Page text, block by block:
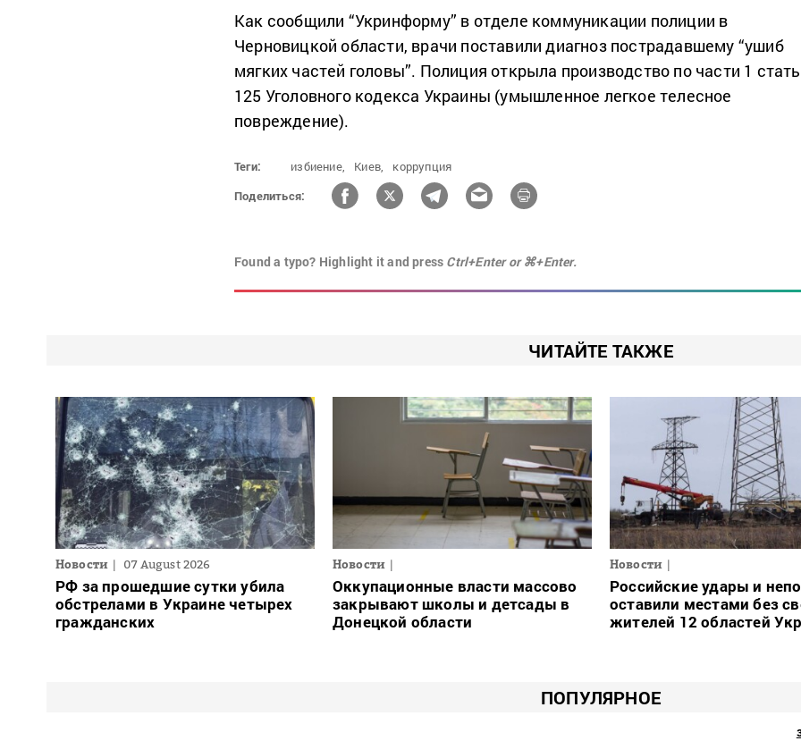
Как сообщили “Укринформу” в отделе коммуникации полиции в
Черновицкой области, врачи поставили диагноз пострадавшему “ушиб
мягких частей головы”. Полиция открыла производство по части 1
125 Уголовного кодекса Украины (умышленное легкое телесное
повреждение).
Теги: избиение, Киев,
коррупция
Поделиться:
Found a typo? Highlight it and press Ctrl+Enter or ⌘+Enter.
ЧИТАЙТЕ ТАКЖЕ
Новости 07 August 2026
РФ за прошедшие сутки убила
обстрелами в Украине четырех
гражданских
Новости
Оккупационные власти массово
закрывают школы и детсады в
Донецкой области
Новости
Российские удары и
оставили местами без
жителей 12 областей
ПОПУЛЯРНОЕ